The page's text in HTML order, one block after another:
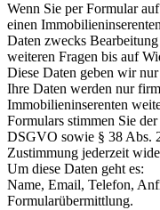
Wenn Sie per Formular
einen
Daten zwecks
weiteren Fragen bis auf
Diese Daten geben wir
Ihre Daten werden nur
Immobilieninserenten
Formulars stimmen Sie
DSGVO sowie § 38 Abs.
Zustimmung jederzeit
Um diese Daten geht es:
Name, Email, Telefon,
Formularübermittlung.